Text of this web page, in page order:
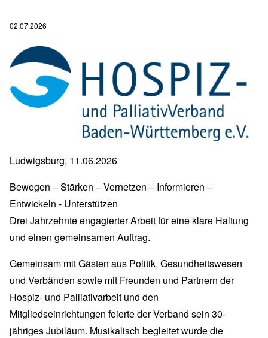
02.07.2026
Ludwigsburg, 11.06.2026
Bewegen – Stärken – Vernetzen – Informieren –
Entwickeln - Unterstützen
Drei Jahrzehnte engagierter Arbeit für eine klare Haltung
und einen gemeinsamen Auftrag.
Gemeinsam mit Gästen aus Politik, Gesundheitswesen
und Verbänden sowie mit Freunden und Partnern der
Hospiz- und Palliativarbeit und den
Mitgliedseinrichtungen feierte der Verband sein 30-
jähriges Jubiläum. Musikalisch begleitet wurde die